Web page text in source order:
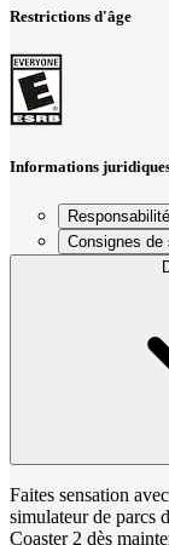
Restrictions d'âge
Informations
Consignes de
Faites sensation
simulateur de parcs
Coaster 2 dès